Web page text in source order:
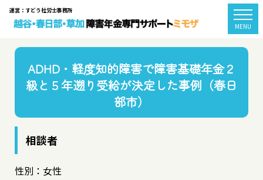
MENU
運営：すどう社労士事務所
ADHD・軽度知的障害で障害基礎年金２
級と５年遡り受給が決定した事例（春日
部市）
相談者
性別：女性